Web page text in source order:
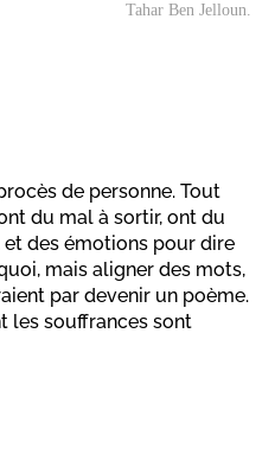
Tahar Ben Jelloun.
de personne. Tout
du mal à sortir, ont du
des émotions pour dire
mais aligner des mots,
par devenir un poème.
les souffrances sont